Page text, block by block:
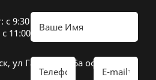
с 9:30 до 18:30
с 11:00 до 16:00
ул Гагарина 26а оф 20